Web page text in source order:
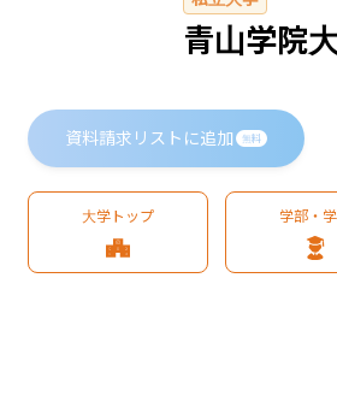
青山学院
資料請求リストに追加 無料
大学トップ 学部・